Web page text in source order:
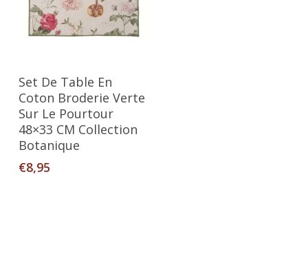
Ajouter Au Panier
Set De Table En
Coton Broderie Verte
Sur Le Pourtour
48×33 CM Collection
Botanique
€8,95